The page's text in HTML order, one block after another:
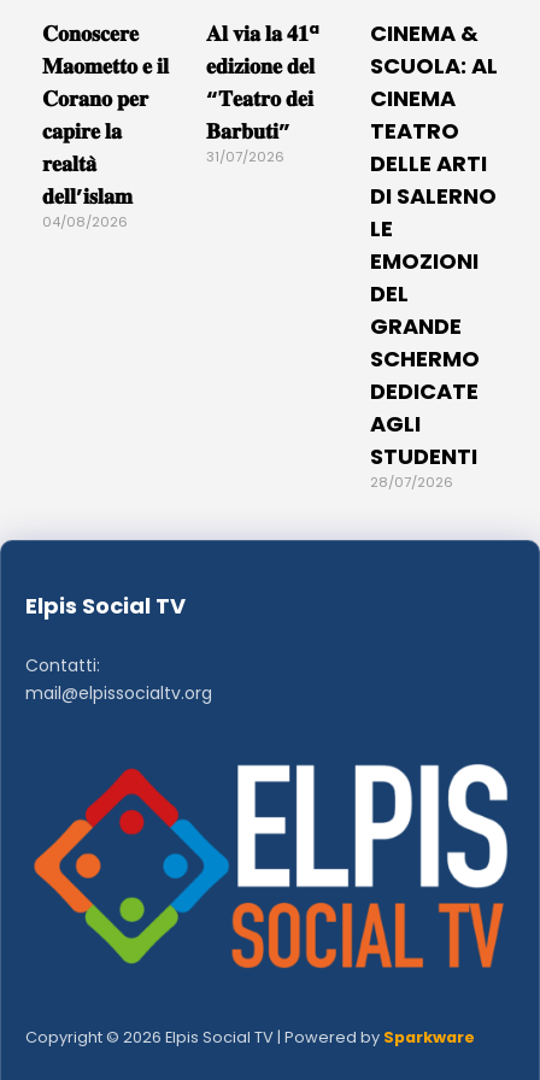
𝐂𝐨𝐧𝐨𝐬𝐜𝐞𝐫𝐞
𝐌𝐚𝐨𝐦𝐞𝐭𝐭𝐨 𝐞 𝐢𝐥
𝐂𝐨𝐫𝐚𝐧𝐨 𝐩𝐞𝐫
𝐜𝐚𝐩𝐢𝐫𝐞 𝐥𝐚
𝐫𝐞𝐚𝐥𝐭𝐚̀
𝐝𝐞𝐥𝐥’𝐢𝐬𝐥𝐚𝐦
04/08/2026
𝐀𝐥 𝐯𝐢𝐚 𝐥𝐚 𝟒𝟏ª
𝐞𝐝𝐢𝐳𝐢𝐨𝐧𝐞 𝐝𝐞𝐥
“𝐓𝐞𝐚𝐭𝐫𝐨 𝐝𝐞𝐢
𝐁𝐚𝐫𝐛𝐮𝐭𝐢”
31/07/2026
CINEMA &
SCUOLA: AL
CINEMA
TEATRO
DELLE ARTI
DI SALERNO
LE
EMOZIONI
DEL
GRANDE
SCHERMO
DEDICATE
AGLI
STUDENTI
28/07/2026
Elpis Social TV
Contatti:
mail@elpissocialtv.org
Copyright © 2026 Elpis Social TV | Powered by Sparkware